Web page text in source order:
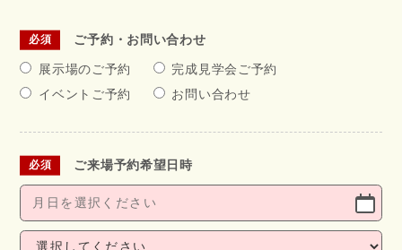
ご予約・お問い合わせ
展示場のご予約
完成見学会ご予約
イベントご予約
お問い合わせ
ご来場予約希望日時